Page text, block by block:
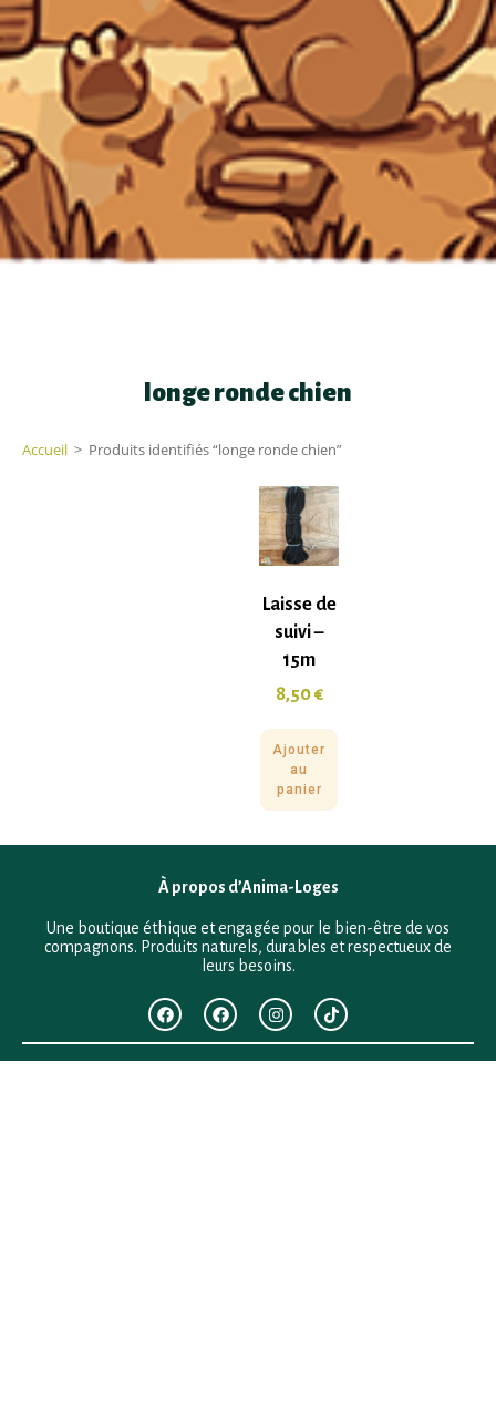
longe ronde chien
Accueil > Produits identifiés “longe ronde chien”
Laisse de
suivi –
15m
8,50€
Ajouter
au
panier
À propos d’Anima-Loges
Une boutique éthique et engagée pour le bien-être de vos
compagnons. Produits naturels, durables et respectueux de
leurs besoins.